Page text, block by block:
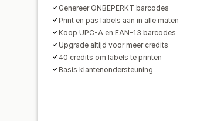
Genereer ONBEPERKT barcodes
Print en pas labels aan in alle maten
Koop UPC-A en EAN-13 barcodes
Upgrade altijd voor meer credits
40 credits om labels te printen
Basis klantenondersteuning